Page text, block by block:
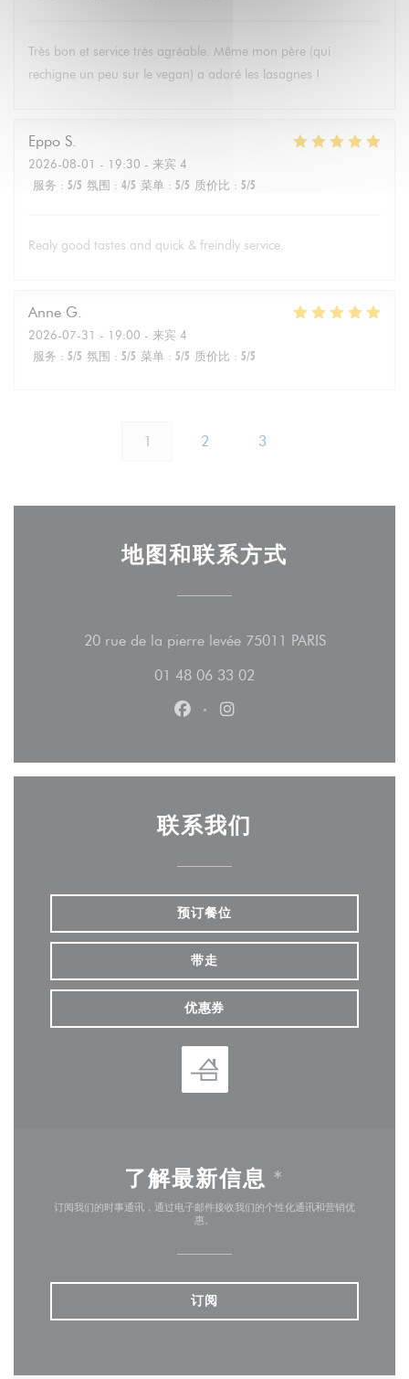
Très bon et service très agréable. Même mon père (qui
rechigne un peu sur le vegan) a adoré les lasagnes !
Eppo S
2026-08-01 - 19:30 - 来宾 4
服务 : 5/5 氛围 : 4/5 菜单 : 5/5 质价比 : 5/5
Realy good tastes and quick & freindly service.
Anne G
2026-07-31 - 19:00 - 来宾 4
服务 : 5/5 氛围 : 5/5 菜单 : 5/5 质价比 : 5/5
1 2 3
地图和联系方式
20 rue de la pierre levée 75011 PARIS((在新窗口
01 48 06 33 02
Facebook ((在新窗口中打开))
Instagram ((在新窗口中
联系我们
预订餐位
带走
优惠券
了解最新信息 *
订阅我们的时事通讯，通过电子邮件接收我们的个性化通讯和营销优
惠。
订阅